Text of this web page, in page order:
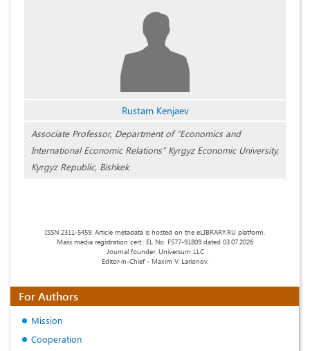
Rustam Kenjaev
Associate Professor, Department of “Economics and
International Economic Relations” Kyrgyz Economic University,
Kyrgyz Republic, Bishkek
ISSN 2311-5459. Article metadata is hosted on the eLIBRARY.RU platform.
Mass media registration cert.: EL No. FS77-91809 dated 03.07.2026
Journal founder: Universum LLC
Editor-in-Chief - Maxim V. Larionov.
For Authors
Mission
Cooperation